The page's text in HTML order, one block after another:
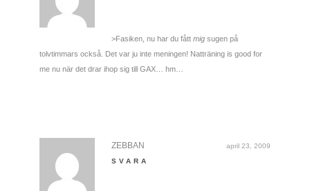
>Fasiken, nu har du fått migsugen på
tolvtimmars också. Det var ju inte meningen! Natträning is good for
me nu när det drar ihop sig till GAX… hm…
april 23, 2009
ZEBBAN
SVARA